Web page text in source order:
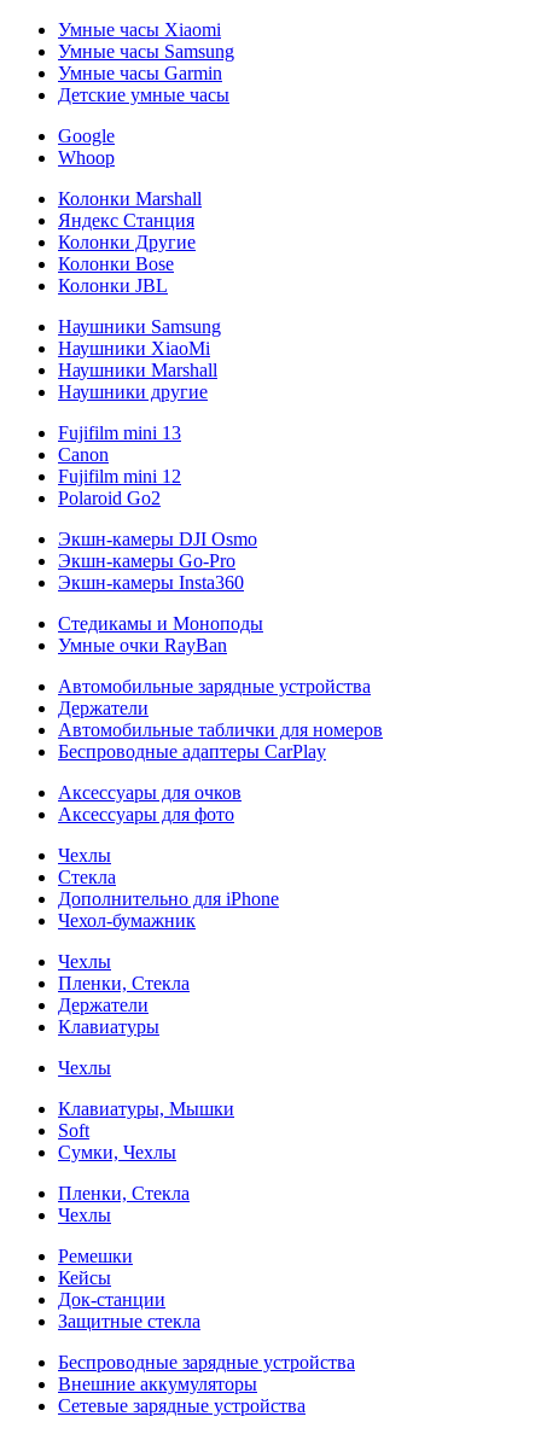
Умные часы Xiaomi
Умные часы Samsung
Умные часы Garmin
Детские умные часы
Google
Whoop
Колонки Marshall
Яндекс Станция
Колонки Другие
Колонки Bose
Колонки JBL
Наушники Samsung
Наушники XiaoMi
Наушники Marshall
Наушники другие
Fujifilm mini 13
Canon
Fujifilm mini 12
Polaroid Go2
Экшн-камеры DJI Osmo
Экшн-камеры Go-Pro
Экшн-камеры Insta360
Стедикамы и Моноподы
Умные очки RayBan
Автомобильные зарядные устройства
Держатели
Автомобильные таблички для номеров
Беспроводные адаптеры CarPlay
Аксессуары для очков
Аксессуары для фото
Чехлы
Стекла
Дополнительно для iPhone
Чехол-бумажник
Чехлы
Пленки, Стекла
Держатели
Клавиатуры
Чехлы
Клавиатуры, Мышки
Soft
Сумки, Чехлы
Пленки, Стекла
Чехлы
Ремешки
Кейсы
Док-станции
Защитные стекла
Беспроводные зарядные устройства
Внешние аккумуляторы
Сетевые зарядные устройства